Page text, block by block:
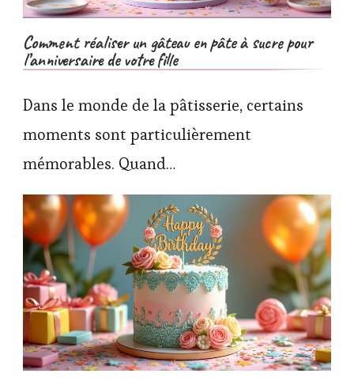
Comment réaliser un gâteau en pâte à sucre pour
l’anniversaire de votre fille
Dans le monde de la pâtisserie, certains
moments sont particulièrement
mémorables. Quand…